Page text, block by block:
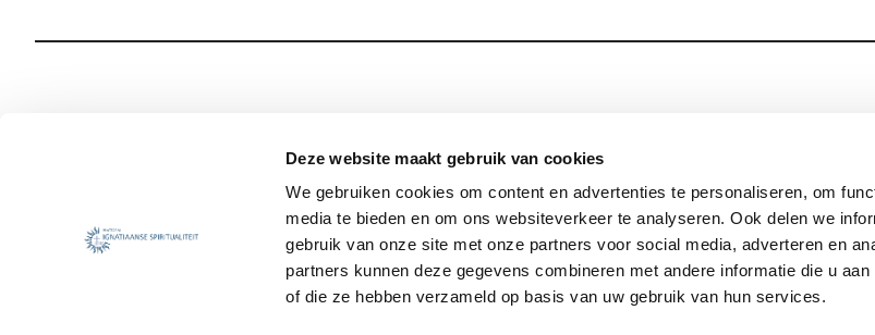
Deze website maakt gebruik van cookies
We gebruiken cookies om content en advertenties te personaliseren, om
media te bieden en om ons websiteverkeer te analyseren. Ook delen we
gebruik van onze site met onze partners voor social media, adverteren en
partners kunnen deze gegevens combineren met andere informatie die u
of die ze hebben verzameld op basis van uw gebruik van hun services.
Jezuïet worden
Onze Spiritualiteit
Sociale Veiligheid
Privacy